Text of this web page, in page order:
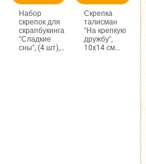
Набор
скрепок для
скрапбукинга
"Сладкие
сны", (4 шт),
Скрепка
талисман
"На крепкую
дружбу",
10x14 см